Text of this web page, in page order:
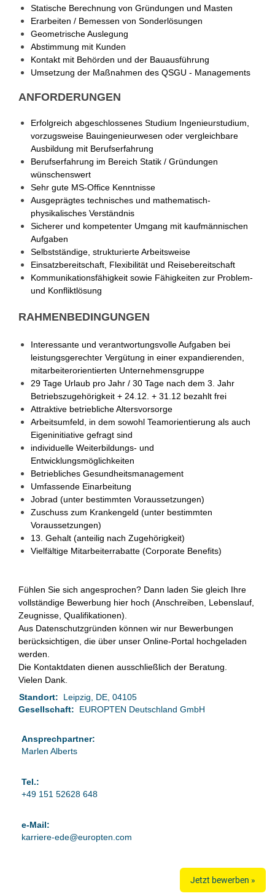
Statische Berechnung von Gründungen und Masten
Erarbeiten / Bemessen von Sonderlösungen
Geometrische Auslegung
Abstimmung mit Kunden
Kontakt mit Behörden und der Bauausführung
Umsetzung der Maßnahmen des QSGU - Managements
ANFORDERUNGEN
Erfolgreich abgeschlossenes Studium Ingenieurstudium,
vorzugsweise Bauingenieurwesen oder vergleichbare
Ausbildung mit Berufserfahrung
Berufserfahrung im Bereich Statik / Gründungen
wünschenswert
Sehr gute MS-Office Kenntnisse
Ausgeprägtes technisches und mathematisch-
physikalisches Verständnis
Sicherer und kompetenter Umgang mit kaufmännischen
Aufgaben
Selbstständige, strukturierte Arbeitsweise
Einsatzbereitschaft, Flexibilität und Reisebereitschaft
Kommunikationsfähigkeit sowie Fähigkeiten zur Problem-
und Konfliktlösung
RAHMENBEDINGUNGEN
Interessante und verantwortungsvolle Aufgaben bei
leistungsgerechter Vergütung in einer expandierenden,
mitarbeiterorientierten Unternehmensgruppe
29 Tage Urlaub pro Jahr / 30 Tage nach dem 3. Jahr
Betriebszugehörigkeit + 24.12. + 31.12 bezahlt frei
Attraktive betriebliche Altersvorsorge
Arbeitsumfeld, in dem sowohl Teamorientierung als auch
Eigeninitiative gefragt sind
individuelle Weiterbildungs- und
Entwicklungsmöglichkeiten
Betriebliches Gesundheitsmanagement
Umfassende Einarbeitung
Jobrad (unter bestimmten Voraussetzungen)
Zuschuss zum Krankengeld (unter bestimmten
Voraussetzungen)
13. Gehalt (anteilig nach Zugehörigkeit)
Vielfältige Mitarbeiterrabatte (Corporate Benefits)
Fühlen Sie sich angesprochen? Dann laden Sie gleich Ihre
vollständige Bewerbung hier hoch (Anschreiben, Lebenslauf,
Zeugnisse, Qualifikationen).
Aus Datenschutzgründen können wir nur Bewerbungen
berücksichtigen, die über unser Online-Portal hochgeladen
werden.
Die Kontaktdaten dienen ausschließlich der Beratung.
Vielen Dank.
Standort: Leipzig, DE, 04105
Gesellschaft: EUROPTEN Deutschland GmbH
Ansprechpartner:
Marlen Alberts
Tel.:
+49 151 52628 648
e-Mail:
karriere-ede@europten.com
Jetzt bewerben »